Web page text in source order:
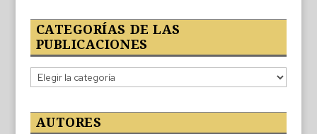
CATEGORÍAS DE LAS
PUBLICACIONES
Categorías
de
publicaciones
AUTORES